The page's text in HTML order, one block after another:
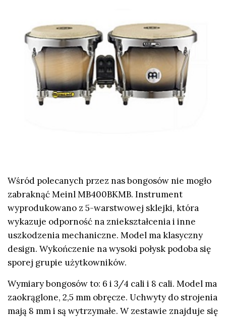
Wśród polecanych przez nas bongosów nie mogło
zabraknąć Meinl MB400BKMB. Instrument
wyprodukowano z 5-warstwowej sklejki, która
wykazuje odporność na zniekształcenia i inne
uszkodzenia mechaniczne. Model ma klasyczny
design. Wykończenie na wysoki połysk podoba się
sporej grupie użytkowników.
Wymiary bongosów to: 6 i 3/4 cali i 8 cali. Model ma
zaokrąglone, 2,5 mm obręcze. Uchwyty do strojenia
mają 8 mm i są wytrzymałe. W zestawie znajduje się